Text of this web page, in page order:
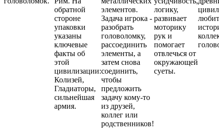
обратной
стороне
упаковки
указаны
ключевые
факты об
этой
цивилизации:
Колизей,
Гладиаторы,
сильнейшая
армия.
элементов.
Задача игрока -
разобрать
головоломку,
рассоединить
элементы, а
затем снова
соединить,
чтобы
предложить
задачу кому-то
из друзей,
коллег или
родственников!
логику,
развивает
моторику
рук и
помогает
отвлечься от
окружающей
суеты.